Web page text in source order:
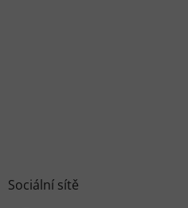
Sociální sítě